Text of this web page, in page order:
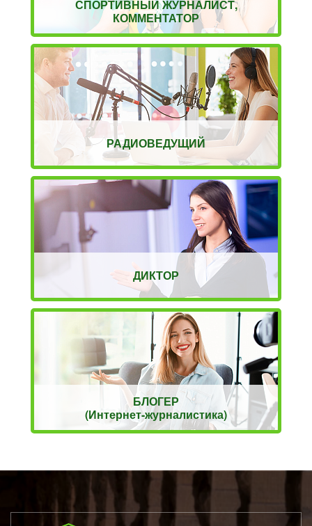
СПОРТИВНЫЙ ЖУРНАЛИСТ,
КОММЕНТАТОР
РАДИОВЕДУЩИЙ
ДИКТОР
БЛОГЕР
(Интернет-журналистика)